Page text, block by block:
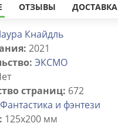
ОТЗЫВЫ ДОСТАВКА
Кнайдль
2021
ЭКСМО
страниц: 672
Фантастика и фэнтези
125x200 мм